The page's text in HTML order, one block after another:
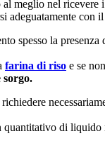
meglio nel ricevere
adeguatamente
spesso la presenza
farina di riso e se
di